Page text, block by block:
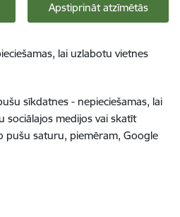
Apstiprināt atzīmētās
lai uzlabotu vietnes
sīkdatnes - nepieciešamas, lai
sociālajos medijos vai skatīt
pušu saturu, piemēram, Google